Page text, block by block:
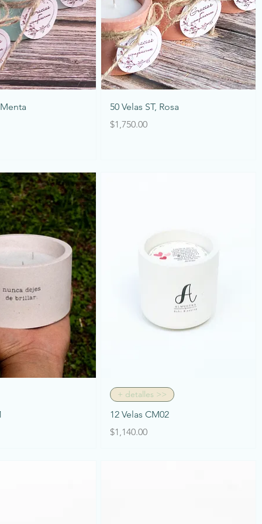
Vista rápida
Menta
Vista rápida
50 Velas ST, Rosa
Precio
$1,750.00
Vista rápida
+ detalles >>
12 Velas CM02
Precio
$1,140.00